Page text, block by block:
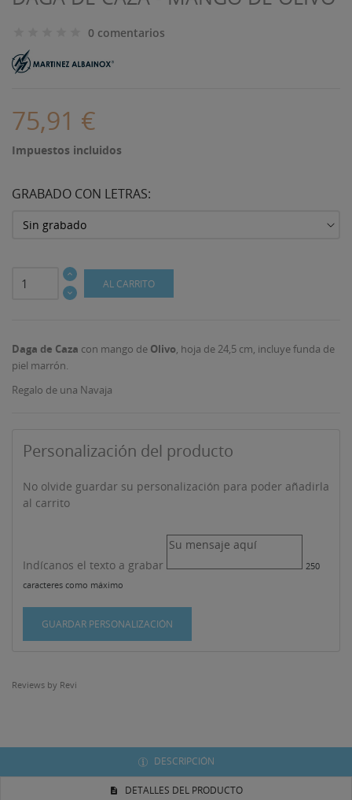
0 comentarios
75,91 €
Impuestos incluidos
GRABADO CON LETRAS:
AL CARRITO
Daga de Caza con mango de Olivo, hoja de 24,5 cm, incluye funda de
piel marrón.
Regalo de una Navaja
Personalización del producto
No olvide guardar su personalización para poder añadirla
al carrito
Indícanos el texto a grabar
250
caracteres como máximo
GUARDAR PERSONALIZACIÓN
Reviews by Revi
DESCRIPCIÓN
DETALLES DEL PRODUCTO
MI LISTA DE DESEOS
add_circle_outlineCrear nueva lista
INICIAR SESIÓN